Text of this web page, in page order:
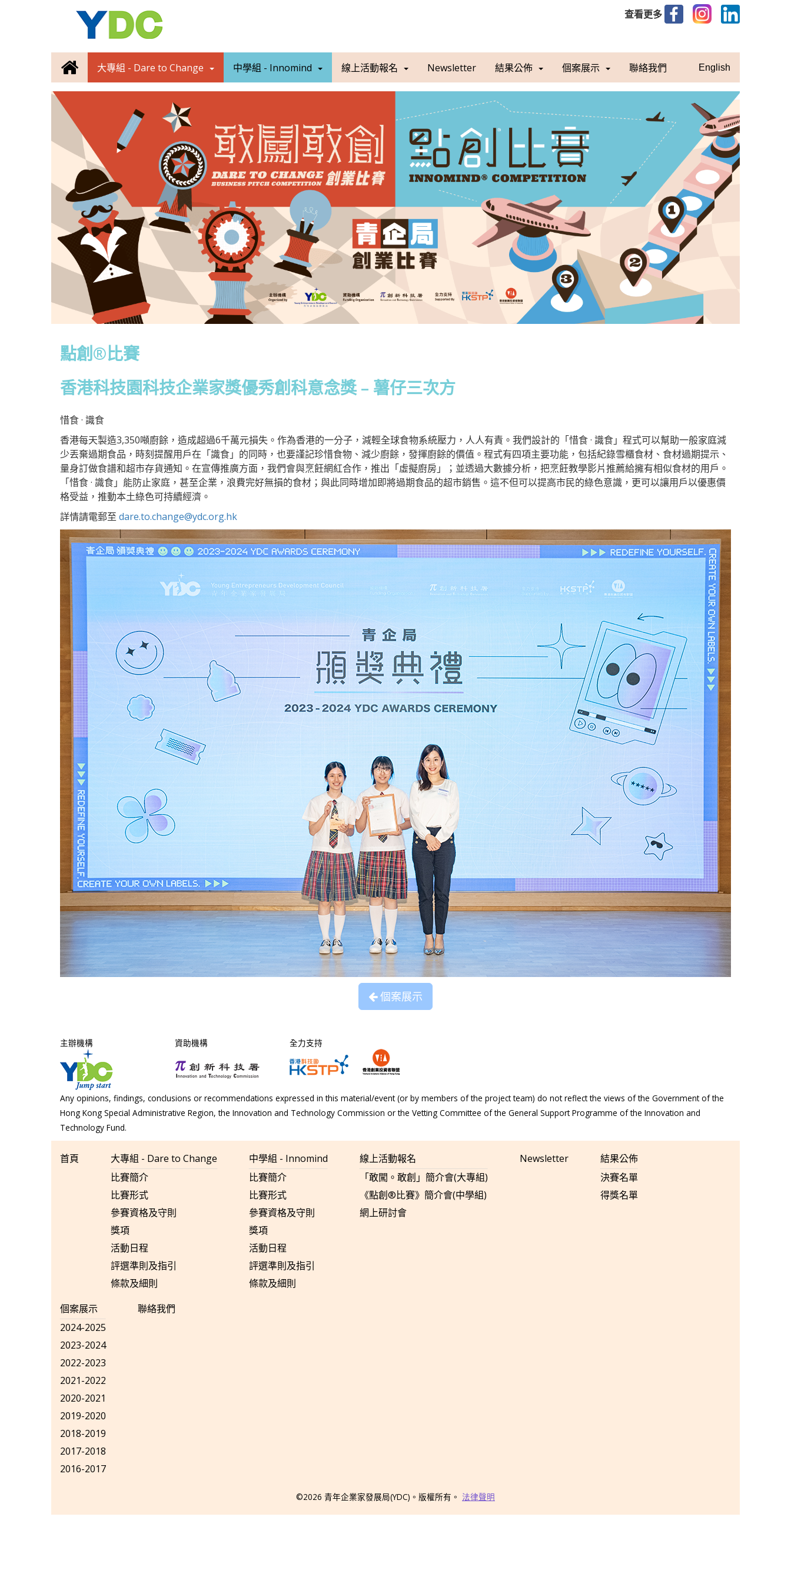
查看更多
大專組 - Dare to Change 中學組 - Innomind 線上活動報名 Newsletter 結果公佈 個案展示 聯絡我們 English
點創®比賽
香港科技園科技企業家獎優秀創科意念獎 – 薯仔三次方
惜食 · 識食
香港每天製造3,350噸廚餘，造成超過6千萬元損失。作為香港的一分子，減輕全球食物系統壓力，人人有責。我們設計的「惜食 · 識食」程式可以幫助一般家庭減
少丟棄過期食品，時刻提醒用戶在「識食」的同時，也要謹記珍惜食物、減少廚餘，發揮廚餘的價值。程式有四項主要功能，包括紀錄雪櫃食材、食材過期提示、
量身訂做食譜和超市存貨通知。在宣傳推廣方面，我們會與烹飪網紅合作，推出「虛擬廚房」；並透過大數據分析，把烹飪教學影片推薦給擁有相似食材的用戶。
「惜食 · 識食」能防止家庭，甚至企業，浪費完好無損的食材；與此同時增加即將過期食品的超市銷售。這不但可以提高市民的綠色意識，更可以讓用戶以優惠價
格受益，推動本土綠色可持續經濟。
詳情請電郵至 dare.to.change@ydc.org.hk
個案展示
主辦機構 資助機構 全力支持
Any opinions, findings, conclusions or recommendations expressed in this material/event (or by members of the project team) do not reflect the views of the Government of the
Hong Kong Special Administrative Region, the Innovation and Technology Commission or the Vetting Committee of the General Support Programme of the Innovation and
Technology Fund.
首頁
大專組 - Dare to Change
比賽簡介
比賽形式
參賽資格及守則
獎項
活動日程
評選準則及指引
條款及細則
中學組 - Innomind
比賽簡介
比賽形式
參賽資格及守則
獎項
活動日程
評選準則及指引
條款及細則
線上活動報名
「敢闖。敢創」簡介會(大專組)
《點創®比賽》簡介會(中學組)
網上研討會
Newsletter
結果公佈
決賽名單
得獎名單
個案展示
2024-2025
2023-2024
2022-2023
2021-2022
2020-2021
2019-2020
2018-2019
2017-2018
2016-2017
聯絡我們
©2026 青年企業家發展局(YDC) 。版權所有。 法律聲明